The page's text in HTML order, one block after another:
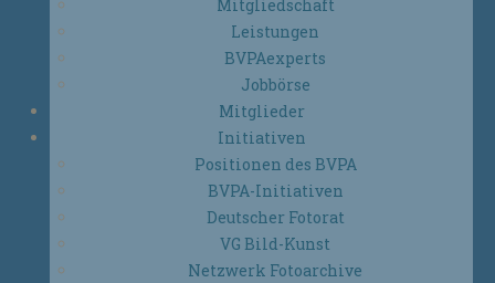
Mitgliedschaft
Leistungen
BVPAexperts
Jobbörse
Mitglieder
Initiativen
Positionen des BVPA
BVPA-Initiativen
Deutscher Fotorat
VG Bild-Kunst
Netzwerk Fotoarchive